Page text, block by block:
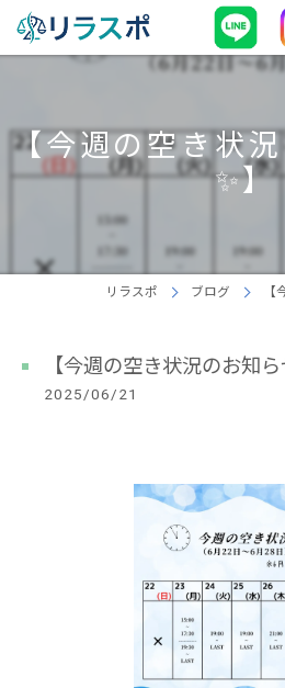
【今週の空き状
✨】
リラスポ ブログ
【今週の空き状況のお知ら
2025/06/21